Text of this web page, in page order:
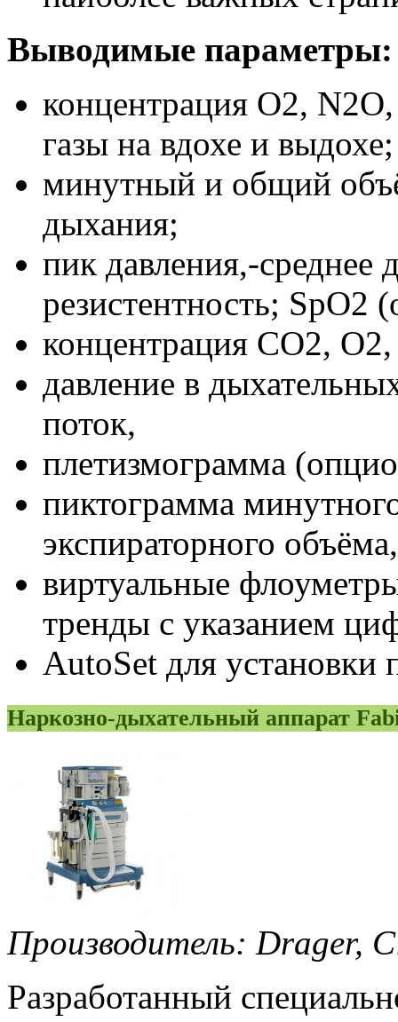
Выводимые параметры:
концентрация О2, N2O,
газы на вдохе и выдохе;
минутный и общий
дыхания;
пик давления,-среднее
резистентность; SpO2
концентрация СО2, О2,
давление в
поток,
плетизмограмма
пиктограмма
экспираторного объёма,
виртуальные
тренды с указанием
AutoSet для установки
Наркозно-дыхательный аппарат
Производитель: Drager,
Разработанный